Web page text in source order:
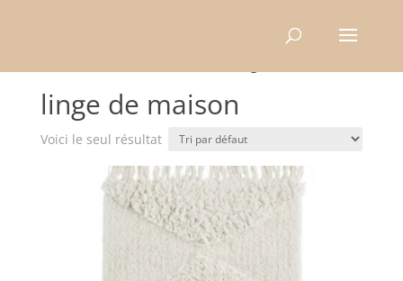
linge de maison
Voici le seul résultat